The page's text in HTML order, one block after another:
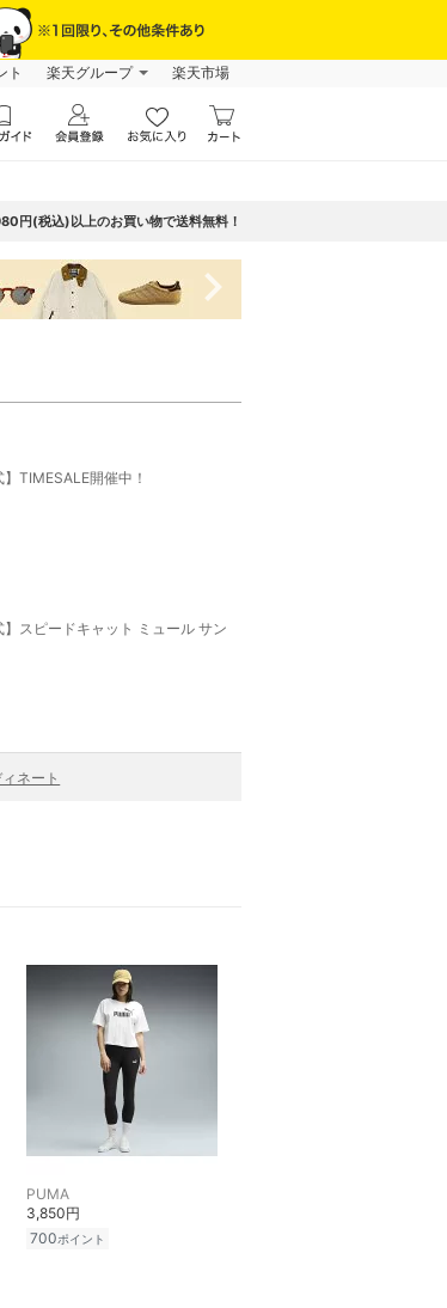
ト 楽天グループ 楽天市場
円(税込)以上のお買い物で送料無料！
navigate_next
】TIMESALE開催中！
】スピードキャット ミュール サン
ネート
PUMA
3,850円
700ポイント